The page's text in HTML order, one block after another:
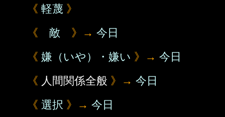
《 軽蔑 》
《 敵 》→ 今日
《 嫌（いや）・嫌い 》→ 今日
《 人間関係全般 》→ 今日
《 選択 》→ 今日